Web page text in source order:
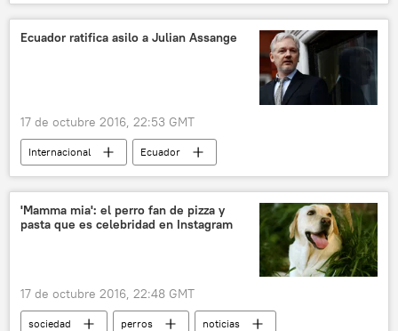
💢 Insólito
vida extraterrestre
estrellas
alienígenas noticias
Ecuador ratifica asilo a Julian Assange
17 de octubre 2016, 22:53 GMT
Internacional
Ecuador
Julian Assange
asilo noticias
'Mamma mia': el perro fan de pizza y
pasta que es celebridad en Instagram
17 de octubre 2016, 22:48 GMT
sociedad perros noticias